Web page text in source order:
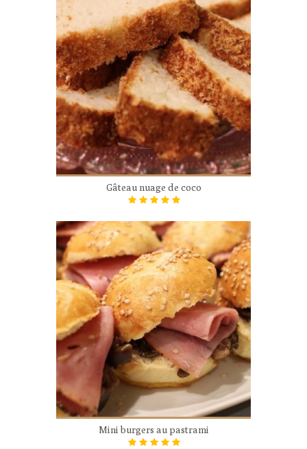
Gâteau nuage de coco
Mini burgers au pastrami